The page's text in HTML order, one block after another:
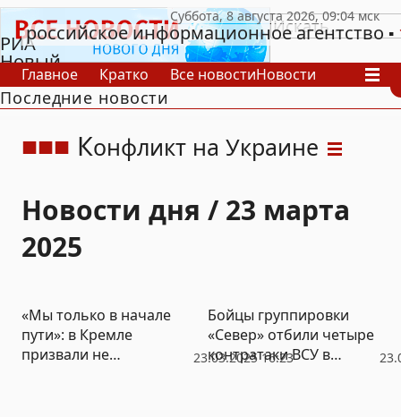
РИА
Новый
День
российское информационное агентство
Главное Кратко Все новостиНовости
В России
В мире
Последние новости
Конфликт на Украине
Новости дня / 23 марта
2025
23.03.2025 16:23
«Мы только в начале
пути»: в Кремле
призвали не
Бойцы группировки
«Север» отбили четыре
контратаки ВСУ в